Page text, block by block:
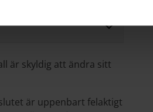
är skyldig att ändra sitt
är uppenbart felaktigt